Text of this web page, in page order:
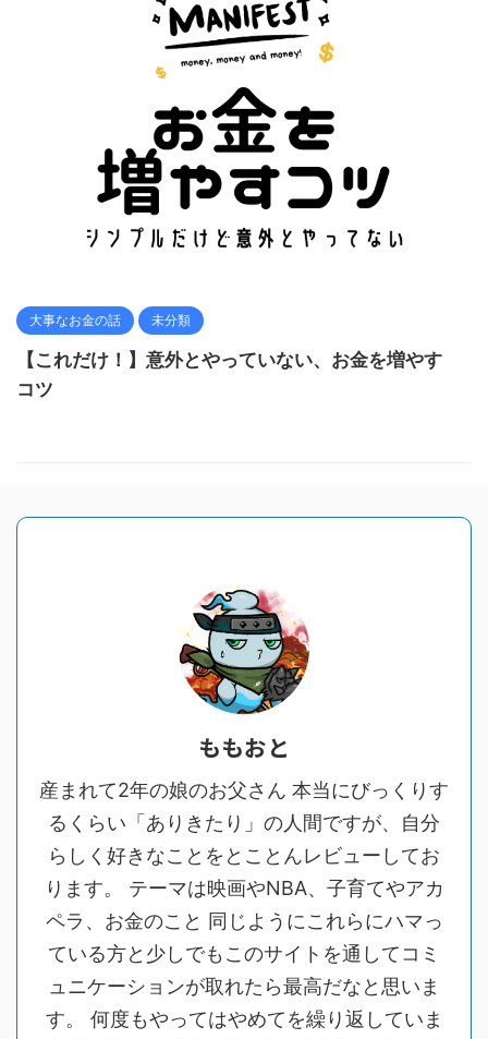
大事なお金の話 未分類
【これだけ！】意外とやっていない、お金を増やす
コツ
ももおと
産まれて2年の娘のお父さん 本当にびっくりす
るくらい「ありきたり」の人間ですが、自分
らしく好きなことをとことんレビューしてお
ります。 テーマは映画やNBA、子育てやアカ
ペラ、お金のこと 同じようにこれらにハマっ
ている方と少しでもこのサイトを通してコミ
ュニケーションが取れたら最高だなと思いま
す。 何度もやってはやめてを繰り返していま